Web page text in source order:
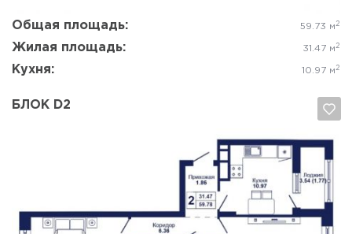
Общая площадь: 59.73 м 2
Жилая площадь: 31.47 м 2
Кухня: 10.97 м 2
БЛОК D2